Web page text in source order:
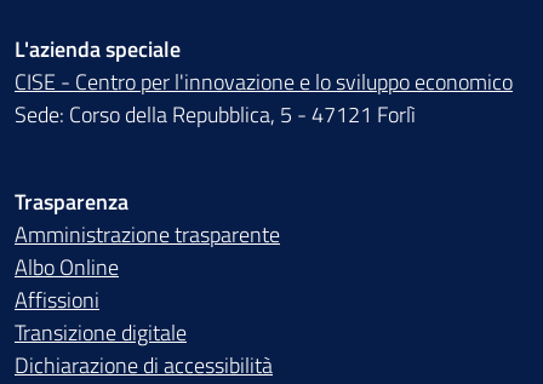
L'azienda speciale
CISE - Centro per l'innovazione e lo sviluppo economico
Sede: Corso della Repubblica, 5 - 47121 Forlì
Trasparenza
Amministrazione trasparente
Albo Online
Affissioni
Transizione digitale
Dichiarazione di accessibilità